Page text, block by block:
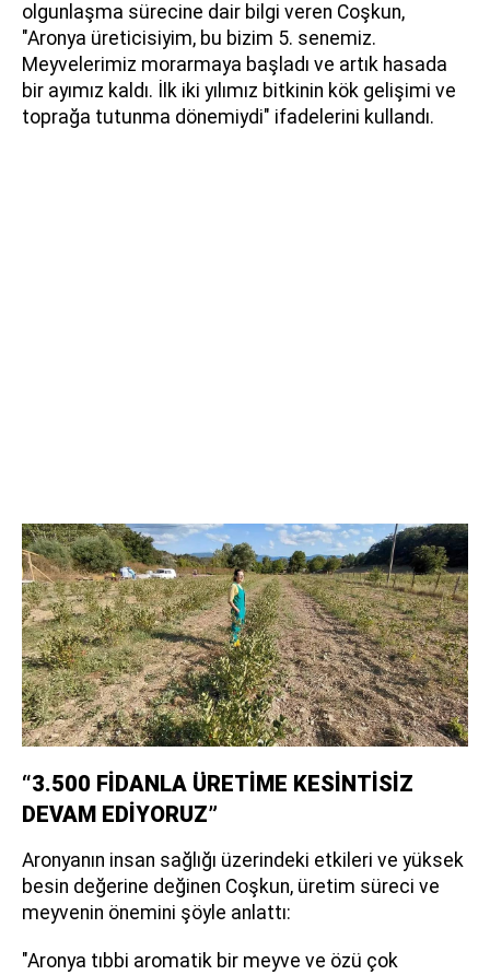
olgunlaşma sürecine dair bilgi veren Coşkun,
"Aronya üreticisiyim, bu bizim 5. senemiz.
Meyvelerimiz morarmaya başladı ve artık hasada
bir ayımız kaldı. İlk iki yılımız bitkinin kök gelişimi ve
toprağa tutunma dönemiydi" ifadelerini kullandı.
“3.500 FİDANLA ÜRETİME KESİNTİSİZ
DEVAM EDİYORUZ”
Aronyanın insan sağlığı üzerindeki etkileri ve yüksek
besin değerine değinen Coşkun, üretim süreci ve
meyvenin önemini şöyle anlattı:
"Aronya tıbbi aromatik bir meyve ve özü çok